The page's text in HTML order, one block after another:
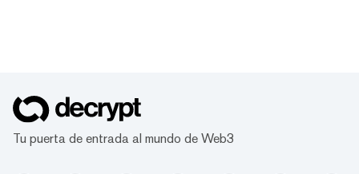
Tu puerta de entrada al mundo de Web3